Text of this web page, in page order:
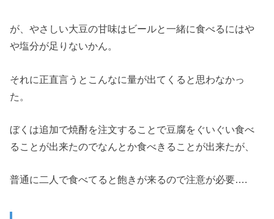
が、やさしい大豆の甘味はビールと一緒に食べるにはや
や塩分が足りないかん。
それに正直言うとこんなに量が出てくると思わなかっ
た。
ぼくは追加で焼酎を注文することで豆腐をぐいぐい食べ
ることが出来たのでなんとか食べきることが出来たが、
普通に二人で食べてると飽きが来るので注意が必要….